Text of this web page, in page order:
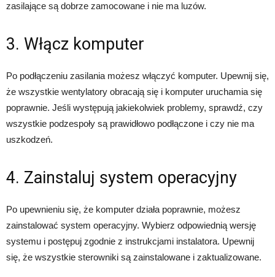
zasilające są dobrze zamocowane i nie ma luzów.
3. Włącz komputer
Po podłączeniu zasilania możesz włączyć komputer. Upewnij się,
że wszystkie wentylatory obracają się i komputer uruchamia się
poprawnie. Jeśli występują jakiekolwiek problemy, sprawdź, czy
wszystkie podzespoły są prawidłowo podłączone i czy nie ma
uszkodzeń.
4. Zainstaluj system operacyjny
Po upewnieniu się, że komputer działa poprawnie, możesz
zainstalować system operacyjny. Wybierz odpowiednią wersję
systemu i postępuj zgodnie z instrukcjami instalatora. Upewnij
się, że wszystkie sterowniki są zainstalowane i zaktualizowane.